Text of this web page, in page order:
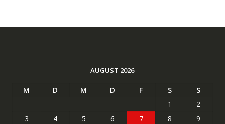
AUGUST 2026
M D M D F S
S
1
2
3
4 5 6 7 8
9